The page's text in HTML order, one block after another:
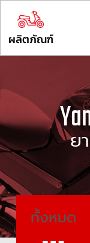
ผลิตภัณฑ์
ย
ทั้งหมด